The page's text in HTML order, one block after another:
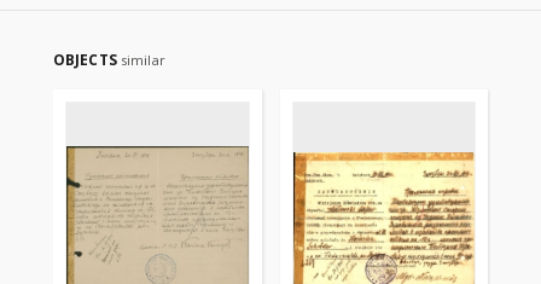
OBJECTS similar